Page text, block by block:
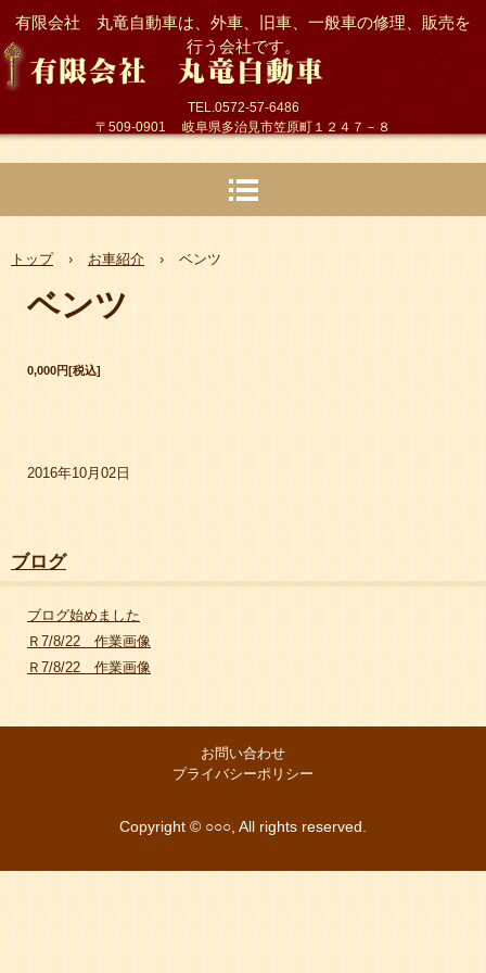
有限会社 丸竜自動車は、外車、旧車、一般車の修理、販売を
行う会社です。
TEL.0572-57-6486
〒509-0901 岐阜県多治見市笠原町１２４７－８
トップ › お車紹介 › ベンツ
ベンツ
0,000円[税込]
2016年10月02日
ブログ
ブログ始めました
Ｒ7/8/22 作業画像
Ｒ7/8/22 作業画像
お問い合わせ
プライバシーポリシー
Copyright © ○○○, All rights reserved.